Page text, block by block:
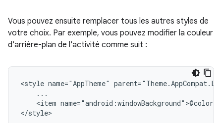
Vous pouvez ensuite remplacer tous les autres styles de
votre choix. Par exemple, vous pouvez modifier la couleur
d'arrière-plan de l'activité comme suit :
<style name="AppTheme"
<item
</style>